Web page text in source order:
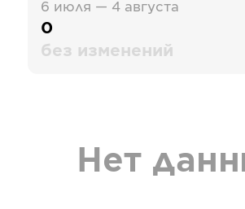
6 июля — 4 августа
0
без изменений
Нет